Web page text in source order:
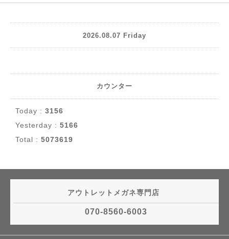
2026.08.07 Friday
カウンター
Today : 3156
Yesterday : 5166
Total : 5073619
アウトレットメガネ専門店
070-8560-6003